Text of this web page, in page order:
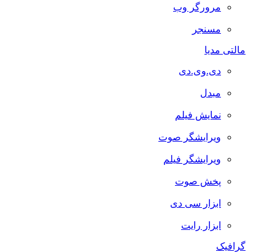
مرورگر وب
مسنجر
مالتی مدیا
دی.وی.دی
مبدل
نمایش فیلم
ویرایشگر صوت
ویرایشگر فیلم
پخش صوت
ابزار سی دی
ابزار رایت
گرافیک